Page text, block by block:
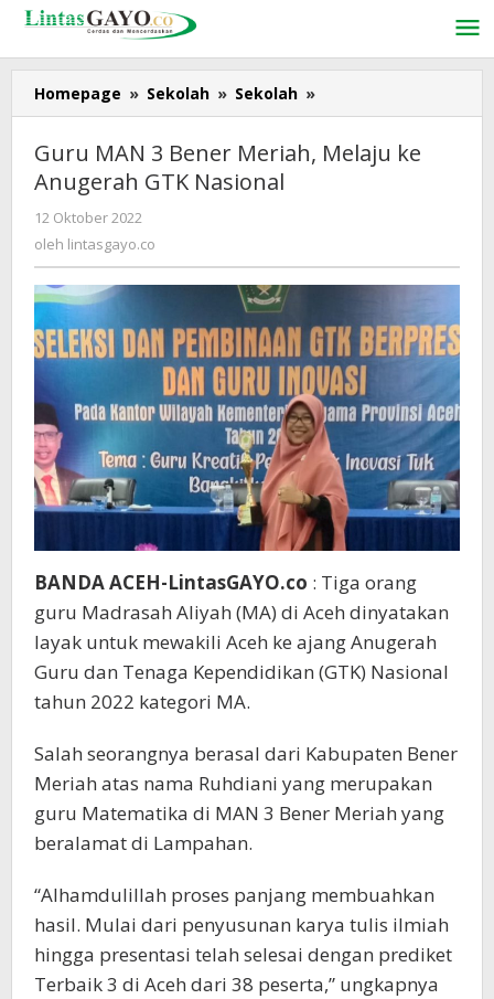
Lewati
konten
Homepage » Sekolah » Sekolah »
MAN
Bener
Guru MAN 3 Bener Meriah, Melaju ke
Anugerah GTK Nasional
12 Oktober 2022
lintasgayo.co
oleh lintasgayo.co
BANDA ACEH-LintasGAYO.co : Tiga orang
guru Madrasah Aliyah (MA) di Aceh dinyatakan
layak untuk mewakili Aceh ke ajang Anugerah
Guru dan Tenaga Kependidikan (GTK) Nasional
tahun 2022 kategori MA.
Salah seorangnya berasal dari Kabupaten Bener
Meriah atas nama Ruhdiani yang merupakan
guru Matematika di MAN 3 Bener Meriah yang
beralamat di Lampahan.
“Alhamdulillah proses panjang membuahkan
hasil. Mulai dari penyusunan karya tulis ilmiah
hingga presentasi telah selesai dengan prediket
Terbaik 3 di Aceh dari 38 peserta,” ungkapnya